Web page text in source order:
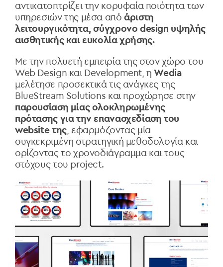
αντικατοπτρίζει την κορυφαία ποιότητα των
υπηρεσιών της μέσα απόάριστη
λειτουργικότητα, σύγχρονο design υψηλής
αισθητικής και ευκολία χρήσης.
Με την πολυετή εμπειρία της στον χώρο του
Web Design και Development, ηWedia
μελέτησε προσεκτικά τις ανάγκες της
BlueStream Solutions και προχώρησε στην
παρουσίαση μίας ολοκληρωμένης
πρότασης για την επανασχεδίαση του
website της, εφαρμόζοντας μία
συγκεκριμένη στρατηγική μεθοδολογία και
ορίζοντας το χρονοδιάγραμμα και τους
στόχους του project.